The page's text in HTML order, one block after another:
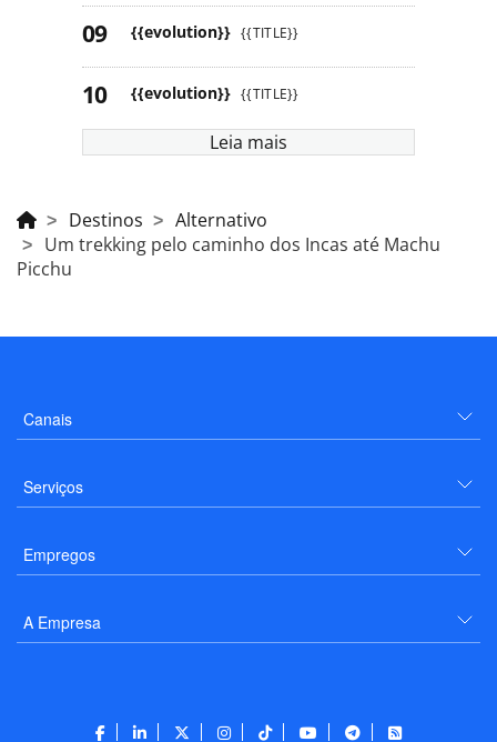
{{evolution}} {{TITLE}}
{{evolution}} {{TITLE}}
Leia mais
Destinos
Alternativo
Um trekking pelo caminho dos Incas até Machu
Picchu
Canais
Serviços
Empregos
A Empresa